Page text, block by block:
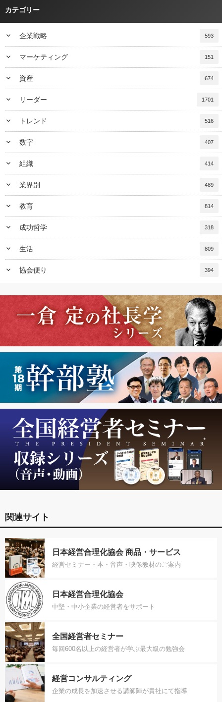
カテゴリー
keyboard_arrow_down 企業戦略 593
keyboard_arrow_down マーケティング 151
keyboard_arrow_down 資産 674
keyboard_arrow_down リーダー 1701
keyboard_arrow_down トレンド 516
keyboard_arrow_down 数字 407
keyboard_arrow_down 組織 414
keyboard_arrow_down 業界別 489
keyboard_arrow_down 教育 814
keyboard_arrow_down 成功哲学 318
keyboard_arrow_down 生活 809
keyboard_arrow_down 協会便り 394
関連サイト
日本経営合理化協会 商品・サービス
経営セミナー・本・音声・映像教材のご案内
日本経営合理化協会
中堅・中小企業の経営者をサポート
全国経営者セミナー
毎回600名以上の経営者が学ぶ最大級の勉強会
経営コンサルティング
企業の成長を加速させる講師陣が貴社にて指導